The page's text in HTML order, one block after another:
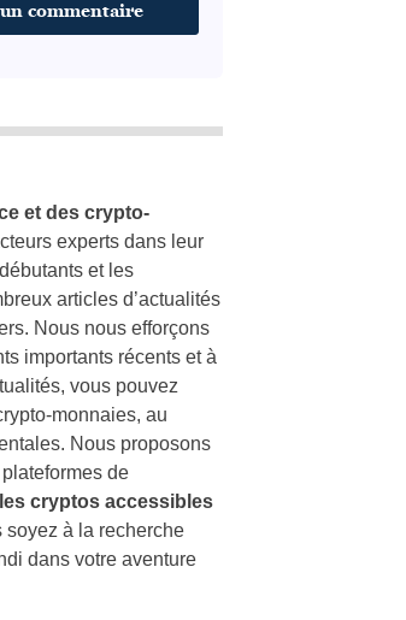
et des crypto-
experts dans leur
et les
articles d’actualités
Nous nous efforçons
importants récents et à
vous pouvez
monnaies, au
Nous proposons
de
cryptos accessibles
à la recherche
dans votre aventure